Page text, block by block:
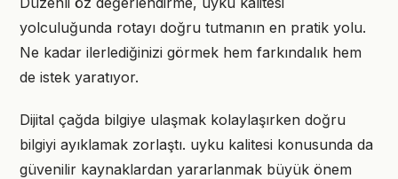
yolculuğunda rotayı doğru tutmanın en pratik yolu.
Ne kadar ilerlediğinizi görmek hem farkındalık hem
de istek yaratıyor.
Dijital çağda bilgiye ulaşmak kolaylaşırken doğru
bilgiyi ayıklamak zorlaştı. uyku kalitesi konusunda da
güvenilir kaynaklardan yararlanmak büyük önem